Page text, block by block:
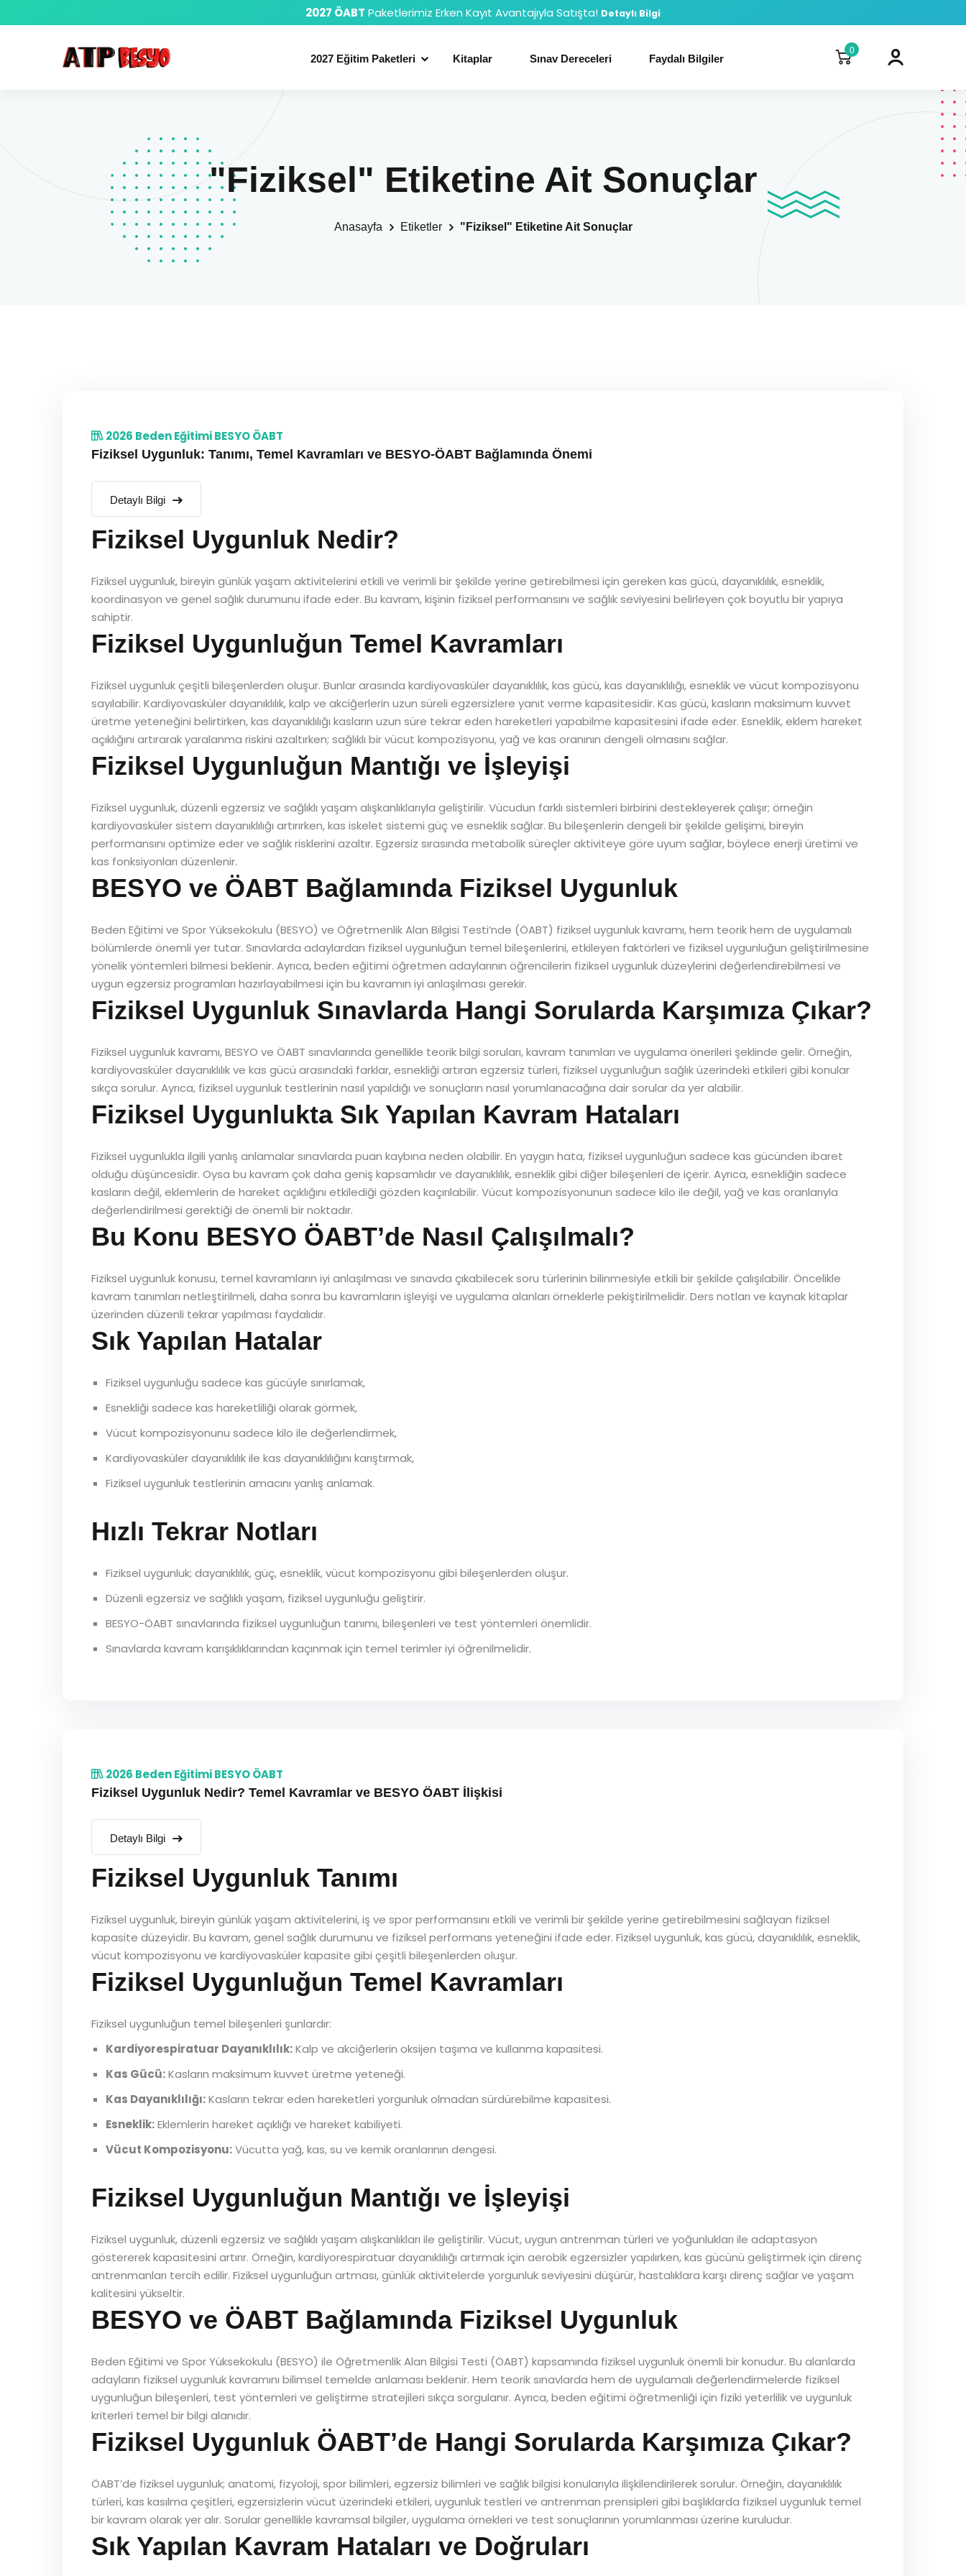
2027 ÖABT Paketlerimiz Erken Kayıt Avantajıyla Satışta! Detaylı Bilgi
2027 Eğitim Paketleri Kitaplar Sınav Dereceleri Faydalı Bilgiler
0
"Fiziksel" Etiketine Ait Sonuçlar
Anasayfa Etiketler "Fiziksel" Etiketine Ait Sonuçlar
2026 Beden Eğitimi BESYO ÖABT
Fiziksel Uygunluk: Tanımı, Temel Kavramları ve BESYO-ÖABT Bağlamında Önemi
Detaylı Bilgi
Fiziksel Uygunluk Nedir?
Fiziksel uygunluk, bireyin günlük yaşam aktivitelerini etkili ve verimli bir şekilde yerine getirebilmesi için gereken kas gücü, dayanıklılık, esneklik,
koordinasyon ve genel sağlık durumunu ifade eder. Bu kavram, kişinin fiziksel performansını ve sağlık seviyesini belirleyen çok boyutlu bir yapıya
sahiptir.
Fiziksel Uygunluğun Temel Kavramları
Fiziksel uygunluk çeşitli bileşenlerden oluşur. Bunlar arasında kardiyovasküler dayanıklılık, kas gücü, kas dayanıklılığı, esneklik ve vücut kompozisyonu
sayılabilir. Kardiyovasküler dayanıklılık, kalp ve akciğerlerin uzun süreli egzersizlere yanıt verme kapasitesidir. Kas gücü, kasların maksimum kuvvet
üretme yeteneğini belirtirken, kas dayanıklılığı kasların uzun süre tekrar eden hareketleri yapabilme kapasitesini ifade eder. Esneklik, eklem hareket
açıklığını artırarak yaralanma riskini azaltırken; sağlıklı bir vücut kompozisyonu, yağ ve kas oranının dengeli olmasını sağlar.
Fiziksel Uygunluğun Mantığı ve İşleyişi
Fiziksel uygunluk, düzenli egzersiz ve sağlıklı yaşam alışkanlıklarıyla geliştirilir. Vücudun farklı sistemleri birbirini destekleyerek çalışır; örneğin
kardiyovasküler sistem dayanıklılığı artırırken, kas iskelet sistemi güç ve esneklik sağlar. Bu bileşenlerin dengeli bir şekilde gelişimi, bireyin
performansını optimize eder ve sağlık risklerini azaltır. Egzersiz sırasında metabolik süreçler aktiviteye göre uyum sağlar, böylece enerji üretimi ve
kas fonksiyonları düzenlenir.
BESYO ve ÖABT Bağlamında Fiziksel Uygunluk
Beden Eğitimi ve Spor Yüksekokulu (BESYO) ve Öğretmenlik Alan Bilgisi Testi’nde (ÖABT) fiziksel uygunluk kavramı, hem teorik hem de uygulamalı
bölümlerde önemli yer tutar. Sınavlarda adaylardan fiziksel uygunluğun temel bileşenlerini, etkileyen faktörleri ve fiziksel uygunluğun geliştirilmesine
yönelik yöntemleri bilmesi beklenir. Ayrıca, beden eğitimi öğretmen adaylarının öğrencilerin fiziksel uygunluk düzeylerini değerlendirebilmesi ve
uygun egzersiz programları hazırlayabilmesi için bu kavramın iyi anlaşılması gerekir.
Fiziksel Uygunluk Sınavlarda Hangi Sorularda Karşımıza Çıkar?
Fiziksel uygunluk kavramı, BESYO ve ÖABT sınavlarında genellikle teorik bilgi soruları, kavram tanımları ve uygulama önerileri şeklinde gelir. Örneğin,
kardiyovasküler dayanıklılık ve kas gücü arasındaki farklar, esnekliği artıran egzersiz türleri, fiziksel uygunluğun sağlık üzerindeki etkileri gibi konular
sıkça sorulur. Ayrıca, fiziksel uygunluk testlerinin nasıl yapıldığı ve sonuçların nasıl yorumlanacağına dair sorular da yer alabilir.
Fiziksel Uygunlukta Sık Yapılan Kavram Hataları
Fiziksel uygunlukla ilgili yanlış anlamalar sınavlarda puan kaybına neden olabilir. En yaygın hata, fiziksel uygunluğun sadece kas gücünden ibaret
olduğu düşüncesidir. Oysa bu kavram çok daha geniş kapsamlıdır ve dayanıklılık, esneklik gibi diğer bileşenleri de içerir. Ayrıca, esnekliğin sadece
kasların değil, eklemlerin de hareket açıklığını etkilediği gözden kaçırılabilir. Vücut kompozisyonunun sadece kilo ile değil, yağ ve kas oranlarıyla
değerlendirilmesi gerektiği de önemli bir noktadır.
Bu Konu BESYO ÖABT’de Nasıl Çalışılmalı?
Fiziksel uygunluk konusu, temel kavramların iyi anlaşılması ve sınavda çıkabilecek soru türlerinin bilinmesiyle etkili bir şekilde çalışılabilir. Öncelikle
kavram tanımları netleştirilmeli, daha sonra bu kavramların işleyişi ve uygulama alanları örneklerle pekiştirilmelidir. Ders notları ve kaynak kitaplar
üzerinden düzenli tekrar yapılması faydalıdır.
Sık Yapılan Hatalar
Fiziksel uygunluğu sadece kas gücüyle sınırlamak,
Esnekliği sadece kas hareketliliği olarak görmek,
Vücut kompozisyonunu sadece kilo ile değerlendirmek,
Kardiyovasküler dayanıklılık ile kas dayanıklılığını karıştırmak,
Fiziksel uygunluk testlerinin amacını yanlış anlamak.
Hızlı Tekrar Notları
Fiziksel uygunluk; dayanıklılık, güç, esneklik, vücut kompozisyonu gibi bileşenlerden oluşur.
Düzenli egzersiz ve sağlıklı yaşam, fiziksel uygunluğu geliştirir.
BESYO-ÖABT sınavlarında fiziksel uygunluğun tanımı, bileşenleri ve test yöntemleri önemlidir.
Sınavlarda kavram karışıklıklarından kaçınmak için temel terimler iyi öğrenilmelidir.
2026 Beden Eğitimi BESYO ÖABT
Fiziksel Uygunluk Nedir? Temel Kavramlar ve BESYO ÖABT İlişkisi
Detaylı Bilgi
Fiziksel Uygunluk Tanımı
Fiziksel uygunluk, bireyin günlük yaşam aktivitelerini, iş ve spor performansını etkili ve verimli bir şekilde yerine getirebilmesini sağlayan fiziksel
kapasite düzeyidir. Bu kavram, genel sağlık durumunu ve fiziksel performans yeteneğini ifade eder. Fiziksel uygunluk, kas gücü, dayanıklılık, esneklik,
vücut kompozisyonu ve kardiyovasküler kapasite gibi çeşitli bileşenlerden oluşur.
Fiziksel Uygunluğun Temel Kavramları
Fiziksel uygunluğun temel bileşenleri şunlardır:
Kardiyorespiratuar Dayanıklılık:Kalp ve akciğerlerin oksijen taşıma ve kullanma kapasitesi.
Kas Gücü:Kasların maksimum kuvvet üretme yeteneği.
Kas Dayanıklılığı:Kasların tekrar eden hareketleri yorgunluk olmadan sürdürebilme kapasitesi.
Esneklik:Eklemlerin hareket açıklığı ve hareket kabiliyeti.
Vücut Kompozisyonu:Vücutta yağ, kas, su ve kemik oranlarının dengesi.
Fiziksel Uygunluğun Mantığı ve İşleyişi
Fiziksel uygunluk, düzenli egzersiz ve sağlıklı yaşam alışkanlıkları ile geliştirilir. Vücut, uygun antrenman türleri ve yoğunlukları ile adaptasyon
göstererek kapasitesini artırır. Örneğin, kardiyorespiratuar dayanıklılığı artırmak için aerobik egzersizler yapılırken, kas gücünü geliştirmek için direnç
antrenmanları tercih edilir. Fiziksel uygunluğun artması, günlük aktivitelerde yorgunluk seviyesini düşürür, hastalıklara karşı direnç sağlar ve yaşam
kalitesini yükseltir.
BESYO ve ÖABT Bağlamında Fiziksel Uygunluk
Beden Eğitimi ve Spor Yüksekokulu (BESYO) ile Öğretmenlik Alan Bilgisi Testi (ÖABT) kapsamında fiziksel uygunluk önemli bir konudur. Bu alanlarda
adayların fiziksel uygunluk kavramını bilimsel temelde anlaması beklenir. Hem teorik sınavlarda hem de uygulamalı değerlendirmelerde fiziksel
uygunluğun bileşenleri, test yöntemleri ve geliştirme stratejileri sıkça sorgulanır. Ayrıca, beden eğitimi öğretmenliği için fiziki yeterlilik ve uygunluk
kriterleri temel bir bilgi alanıdır.
Fiziksel Uygunluk ÖABT’de Hangi Sorularda Karşımıza Çıkar?
ÖABT’de fiziksel uygunluk; anatomi, fizyoloji, spor bilimleri, egzersiz bilimleri ve sağlık bilgisi konularıyla ilişkilendirilerek sorulur. Örneğin, dayanıklılık
türleri, kas kasılma çeşitleri, egzersizlerin vücut üzerindeki etkileri, uygunluk testleri ve antrenman prensipleri gibi başlıklarda fiziksel uygunluk temel
bir kavram olarak yer alır. Sorular genellikle kavramsal bilgiler, uygulama örnekleri ve test sonuçlarının yorumlanması üzerine kuruludur.
Sık Yapılan Kavram Hataları ve Doğruları